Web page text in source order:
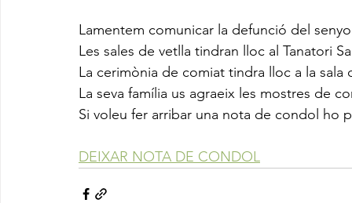
Lamentem comunicar la defunció del
Les sales de vetlla tindran lloc al Tanatori
La cerimònia de comiat tindra lloc a la sala
La seva família us agraeix les mostres de
Si voleu fer arribar una nota de condol ho
DEIXAR NOTA DE CONDOL